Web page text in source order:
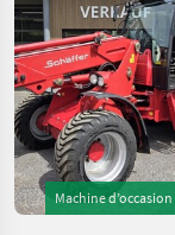
Machine d’occasion